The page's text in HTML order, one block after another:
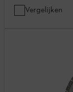
Vergelijken